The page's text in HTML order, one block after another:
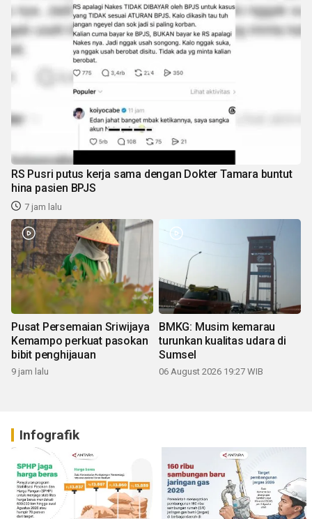
RS Pusri putus kerja sama dengan Dokter Tamara buntut
hina pasien BPJS
7 jam lalu
Pusat Persemaian Sriwijaya
Kemampo perkuat pasokan
bibit penghijauan
9 jam lalu
BMKG: Musim kemarau
turunkan kualitas udara di
Sumsel
06 August 2026 19:27 WIB
Infografik